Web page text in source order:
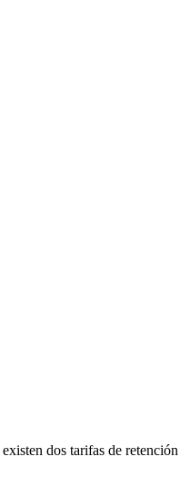
dos tarifas de